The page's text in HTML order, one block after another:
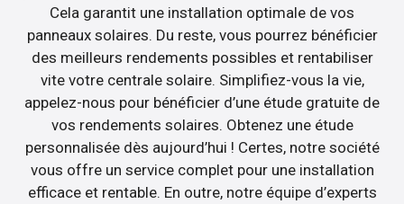
Cela garantit une installation optimale de vos
panneaux solaires. Du reste, vous pourrez bénéficier
des meilleurs rendements possibles et rentabiliser
vite votre centrale solaire. Simplifiez-vous la vie,
appelez-nous pour bénéficier d’une étude gratuite de
vos rendements solaires. Obtenez une étude
personnalisée dès aujourd’hui ! Certes, notre société
vous offre un service complet pour une installation
efficace et rentable. En outre, notre équipe d’experts